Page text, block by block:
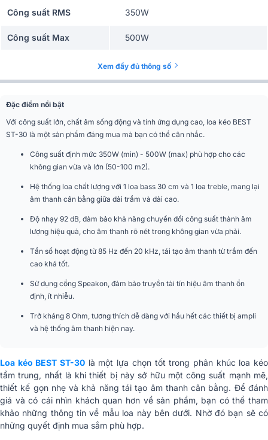
Công suất RMS 350W
Công suất Max 500W
92 dB
Kích thước loa 26.5 x 30 x 53.5 cm
Kích thước thùng 62 x 37 x 61 cm
Trọng lượng loa 14.7 kg / loa
Nhập khẩu & Phân
Công ty TNHH DV SX TM Hoàng
Xem đầy đủ thông số
Đặc điểm nổi bật
Với công suất lớn, chất âm sống động và tính ứng dụng cao, loa kéo BEST
ST-30 là một sản phẩm đáng mua mà bạn có thể cân nhắc.
Công suất định mức 350W (min) - 500W (max) phù hợp cho các
không gian vừa và lớn (50-100 m2).
Hệ thống loa chất lượng với 1 loa bass 30 cm và 1 loa treble, mang lại
âm thanh cân bằng giữa dải trầm và dải cao.
Độ nhạy 92 dB, đảm bảo khả năng chuyển đổi công suất thành âm
lượng hiệu quả, cho âm thanh rõ nét trong không gian vừa phải.
Tần số hoạt động từ 85 Hz đến 20 kHz, tái tạo âm thanh từ trầm đến
cao khá tốt.
Sử dụng cổng Speakon, đảm bảo truyền tải tín hiệu âm thanh ổn
định, ít nhiễu.
Trở kháng 8 Ohm, tương thích dễ dàng với hầu hết các thiết bị ampli
và hệ thống âm thanh hiện nay.
Loa kéo BEST ST-30 là một lựa chọn tốt trong phân khúc loa kéo
tầm trung, nhất là khi thiết bị này sở hữu một công suất mạnh mẽ,
thiết kế gọn nhẹ và khả năng tái tạo âm thanh cân bằng. Để đánh
giá và có cái nhìn khách quan hơn về sản phẩm, bạn có thể tham
khảo những thông tin về mẫu loa này bên dưới. Nhờ đó bạn sẽ có
những quyết định mua sắm phù hợp.